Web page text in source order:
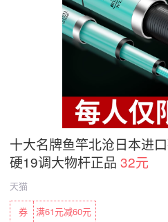
十大名牌鱼竿北沧日本进
硬19调大物杆正品 32元
天猫
满61元减60元
券